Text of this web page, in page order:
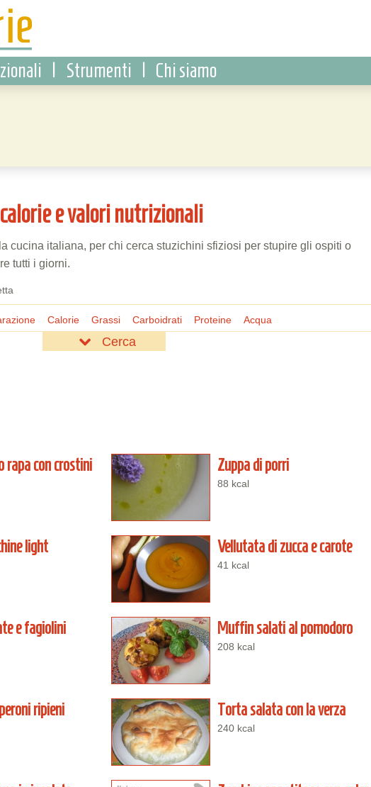
Strumenti Chi siamo
e valori nutrizionali
cucina italiana, per chi cerca stuzichini sfiziosi per stupire gli ospiti o
tutti i giorni.
Calorie Grassi Carboidrati Proteine Acqua
Cerca
rapa con crostini
Zuppa di porri
88 kcal
light Vellutata di zucca e carote
41 kcal
e fagiolini Muffin salati al pomodoro
208 kcal
ripieni Torta salata con la verza
240 kcal